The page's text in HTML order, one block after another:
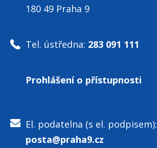
180 49 Praha 9
Tel. ústředna: 283 091 111
Prohlášení o přístupnosti
El. podatelna (s el. podpisem):
posta@praha9.cz